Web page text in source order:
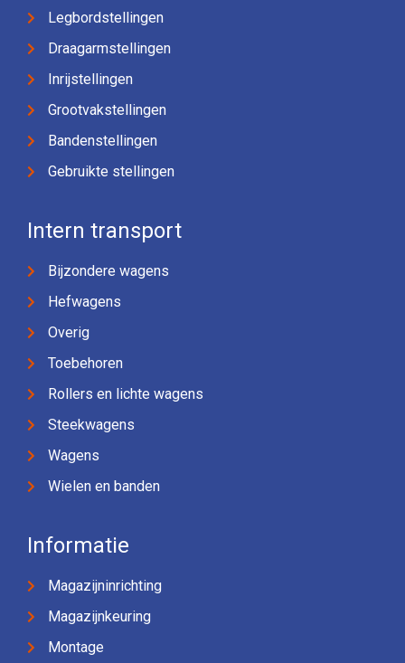
Legbordstellingen
Draagarmstellingen
Inrijstellingen
Grootvakstellingen
Bandenstellingen
Gebruikte stellingen
Intern transport
Bijzondere wagens
Hefwagens
Overig
Toebehoren
Rollers en lichte wagens
Steekwagens
Wagens
Wielen en banden
Informatie
Magazijninrichting
Magazijnkeuring
Montage